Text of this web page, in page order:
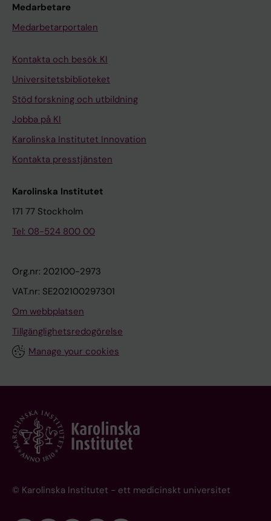
Medarbetare
Medarbetarportalen
Kontakta och besök KI
Universitetsbiblioteket
Stöd forskning och utbildning
Jobba på KI
Karolinska Institutet Innovation
Kontakta presstjänsten
Karolinska Institutet
171 77 Stockholm
Tel: 08-524 800 00
Org.nr: 202100-2973
VAT.nr: SE202100297301
Om webbplatsen
Tillgänglighetsredogörelse
Manage your cookies
© Karolinska Institutet - ett medicinskt universitet